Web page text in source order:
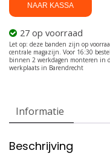
NAAR KASSA
27 op voorraad
Informatie
Beschrijving